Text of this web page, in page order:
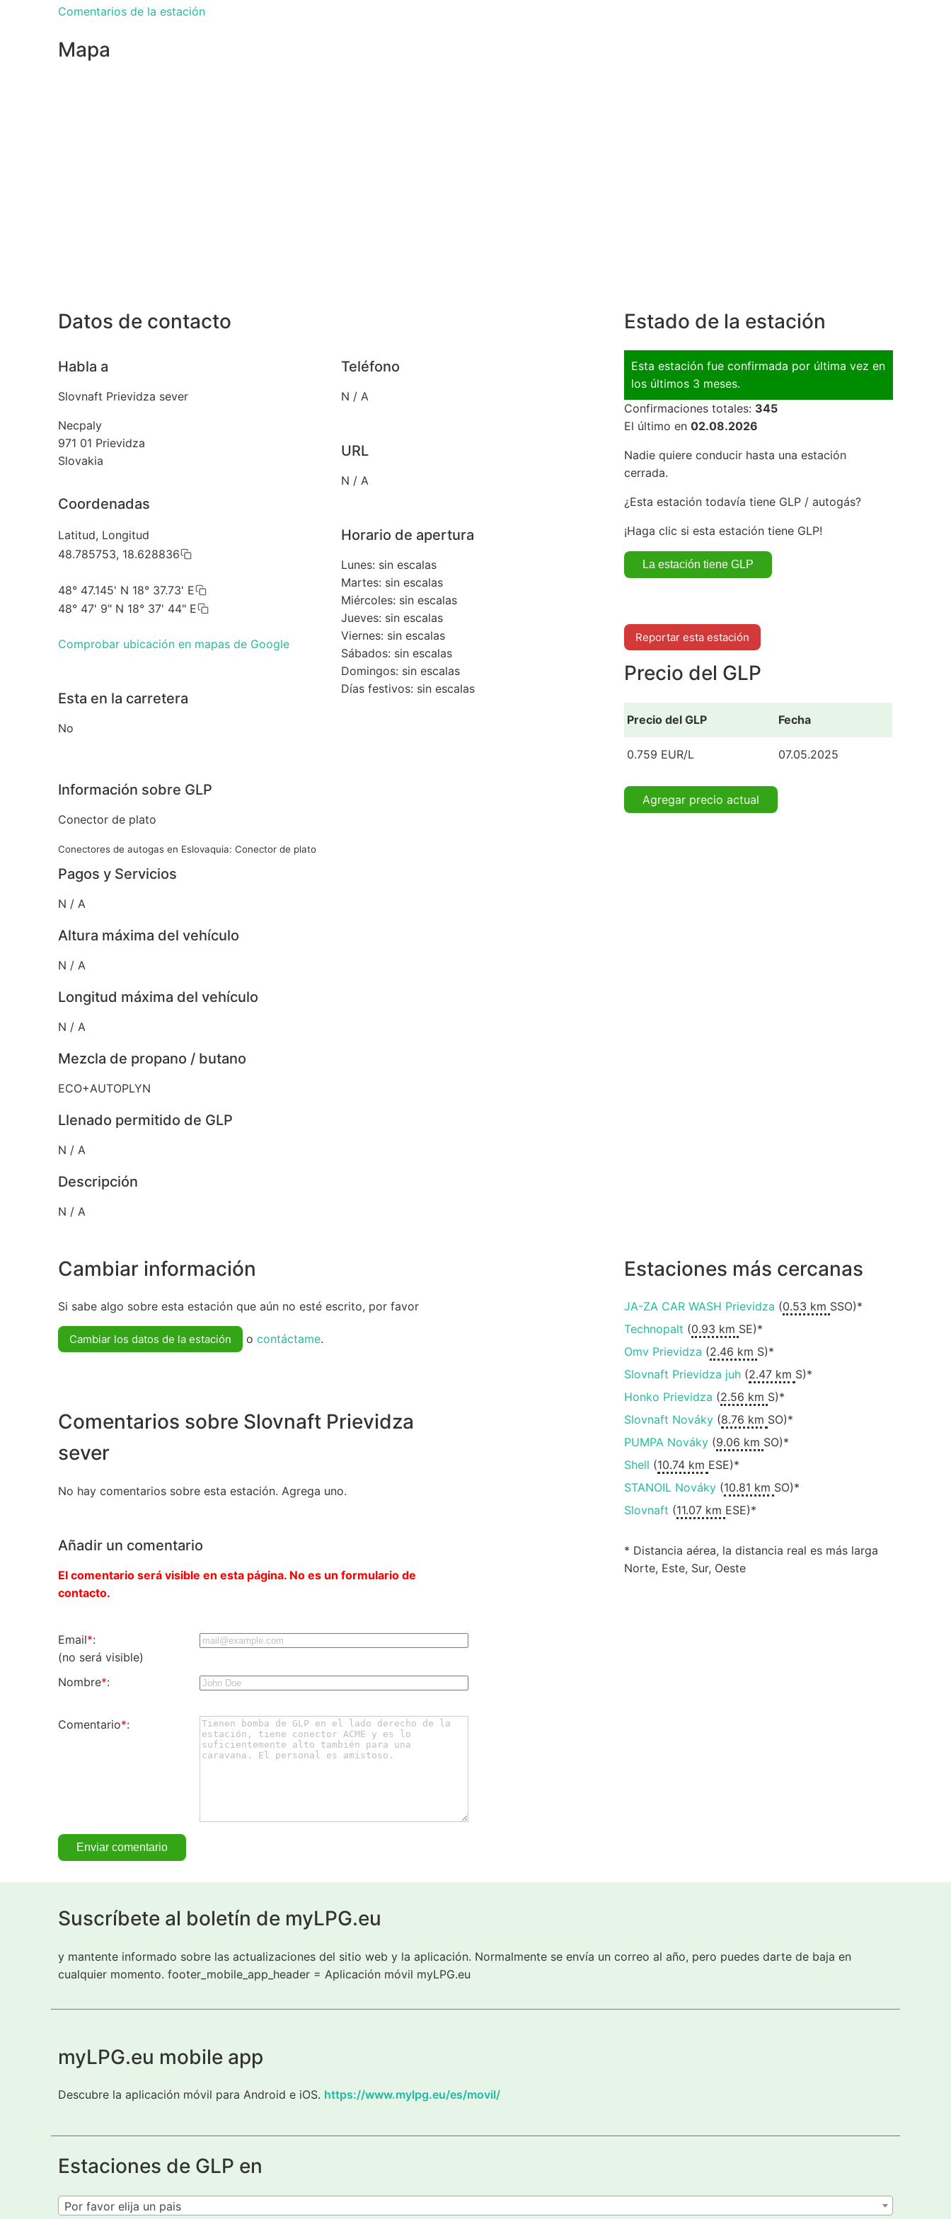
Comentarios de la estación
Mapa
Datos de contacto
Habla a
Slovnaft Prievidza sever
Necpaly
971 01 Prievidza
Slovakia
Coordenadas
Latitud, Longitud
48.785753, 18.628836
48° 47.145' N 18° 37.73' E
48° 47' 9" N 18° 37' 44" E
Comprobar ubicación en mapas de Google
Esta en la carretera
No
Teléfono
N / A
URL
N / A
Horario de apertura
Lunes: sin escalas
Martes: sin escalas
Miércoles: sin escalas
Jueves: sin escalas
Viernes: sin escalas
Sábados: sin escalas
Domingos: sin escalas
Días festivos: sin escalas
Información sobre GLP
Conector de plato
Conectores de autogas en Eslovaquia: Conector de plato
Pagos y Servicios
N / A
Altura máxima del vehículo
N / A
Longitud máxima del vehículo
N / A
Mezcla de propano / butano
ECO+AUTOPLYN
Llenado permitido de GLP
N / A
Descripción
N / A
Estado de la estación
Esta estación fue confirmada por última vez en
los últimos 3 meses.
Confirmaciones totales: 345
El último en 02.08.2026
Nadie quiere conducir hasta una estación
cerrada.
¿Esta estación todavía tiene GLP / autogás?
¡Haga clic si esta estación tiene GLP!
Reportar esta estación
Precio del GLP
Precio del GLP Fecha
0.759 EUR/L 07.05.2025
Agregar precio actual
Cambiar información
Si sabe algo sobre esta estación que aún no esté escrito, por favor
Cambiar los datos de la estación o contáctame.
Comentarios sobre Slovnaft Prievidza
sever
No hay comentarios sobre esta estación. Agrega uno.
Añadir un comentario
El comentario será visible en esta página. No es un formulario de
contacto.
Email*:
(no será visible)
Nombre*:
Comentario*:
Estaciones más cercanas
JA-ZA CAR WASH Prievidza (0.53 km SSO)*
Technopalt (0.93 km SE)*
Omv Prievidza (2.46 km S)*
Slovnaft Prievidza juh(2.47 km S)*
Honko Prievidza (2.56 km S)*
Slovnaft Nováky(8.76 km SO)*
PUMPA Nováky(9.06 km SO)*
Shell (10.74 km ESE)*
STANOIL Nováky(10.81 km SO)*
Slovnaft (11.07 km ESE)*
* Distancia aérea, la distancia real es más larga
Norte, Este, Sur, Oeste
Suscríbete al boletín de myLPG.eu
y mantente informado sobre las actualizaciones del sitio web y la aplicación. Normalmente se envía un correo al año, pero puedes darte de baja en
cualquier momento. footer_mobile_app_header = Aplicación móvil myLPG.eu
myLPG.eu mobile app
Descubre la aplicación móvil para Android e iOS. https://www.mylpg.eu/es/movil/
Estaciones de GLP en
Por favor elija un pais